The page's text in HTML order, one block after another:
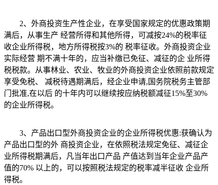
2、外商投资生产性企业，在享受国家规定的优惠政策期
满后，从事生产 经营所得和其他所得，可减按24%的税率征
收企业所得税，地方所得税按3%的 税率征收。外商投资企业
实际经营 期不满十年的，应当补缴已免征、减征的企 业所得
税税款。从事林业、农业、牧业的外商投资企业依照前款规定
享受免税、 减税待遇期满后，经企业申请,国务院税务主管部
门批准,在以后 的十年内可以继续按应纳税额减征15%至30%
的企业所得税。
3、产品出口型外商投资企业的企业所得税优惠:获确认为
产品出口型的外 商投资企业，在依照税法规定免征、减征企
业所得税期满后，凡当年出口产品 产值达到当年企业产品产
值的70% 以上的，可以按照税法规定的税率减半征收 企业所
得税。